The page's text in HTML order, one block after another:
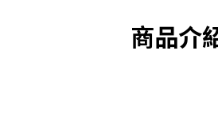
商品介